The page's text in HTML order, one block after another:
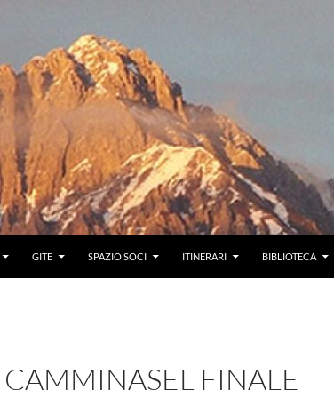
GITE SPAZIO SOCI ITINERARI BIBLIOTECA
CAMMINASEL FINALE